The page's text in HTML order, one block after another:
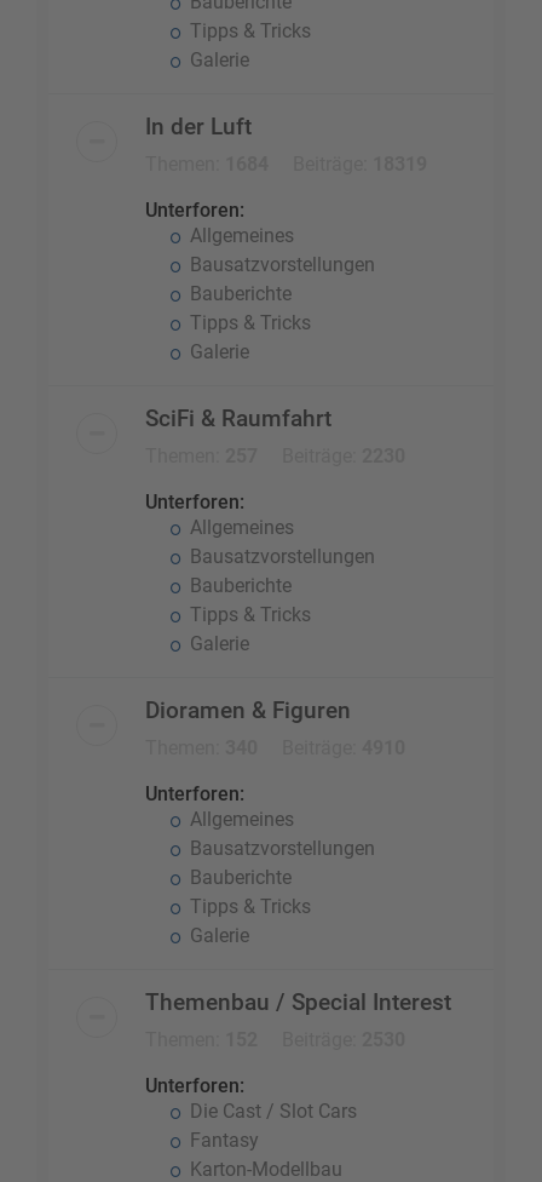
Tipps & Tricks
Galerie
In der Luft
Unterforen:
Allgemeines
Bausatzvorstellungen
Bauberichte
Tipps & Tricks
Galerie
SciFi & Raumfahrt
Unterforen:
Allgemeines
Bausatzvorstellungen
Bauberichte
Tipps & Tricks
Galerie
Dioramen & Figuren
Unterforen:
Allgemeines
Bausatzvorstellungen
Bauberichte
Tipps & Tricks
Galerie
Themenbau / Special Interest
Unterforen:
Die Cast / Slot Cars
Fantasy
Karton-Modellbau